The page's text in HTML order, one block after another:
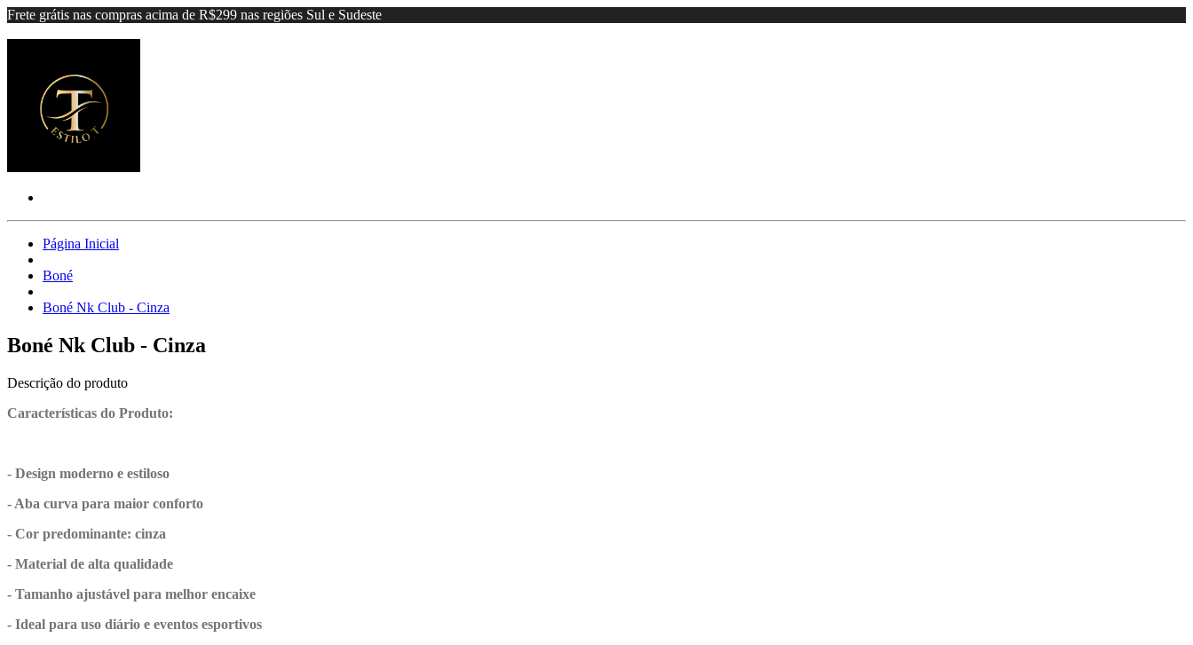
Frete grátis nas compras acima de R$299 nas regiões Sul e Sudeste
Página Inicial
Boné
Boné Nk Club - Cinza
Boné Nk Club - Cinza
Descrição do produto
Características do Produto:
- Design moderno e estiloso
- Aba curva para maior conforto
- Cor predominante: cinza
- Material de alta qualidade
- Tamanho ajustável para melhor encaixe
- Ideal para uso diário e eventos esportivos